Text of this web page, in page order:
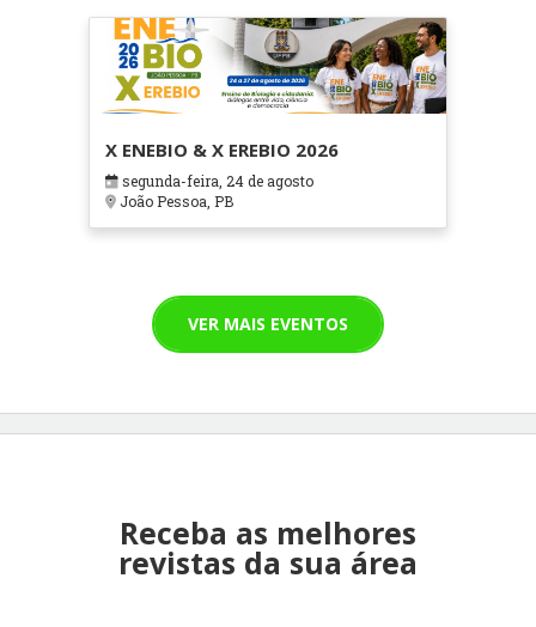
X ENEBIO & X EREBIO 2026
segunda-feira, 24 de agosto
João Pessoa, PB
VER MAIS EVENTOS
Receba as melhores
revistas da sua área